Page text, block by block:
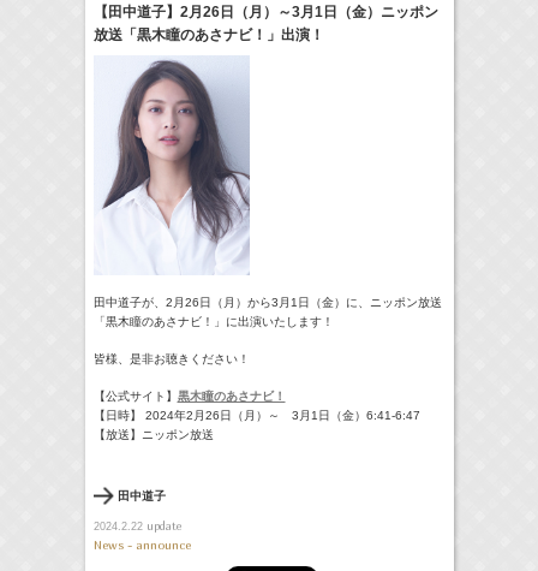
本日の出演情報8/7(Fri) イベント販売情報
(Radio) 河北麻友子のマユコレ！
22:00-
(TV
【田中道子】2月26日（月）～3月1日（金）ニッポン
放送「黒木瞳のあさナビ！」出演！
田中道子が、2月26日（月）から3月1日（金）に、ニッポン放送
「黒木瞳のあさナビ！」に出演いたします！
皆様、是非お聴きください！
【公式サイト】 黒木瞳のあさナビ！
【日時】 2024年2月26日（月）～ 3月1日（金）6:41-6:47
【放送】ニッポン放送
田中道子
2024.2.22update
News - announce